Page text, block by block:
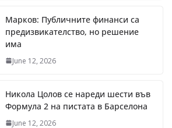
Марков: Публичните финанси са
предизвикателство, но решение
има
June 12, 2026
Никола Цолов се нареди шести във
Формула 2 на пистата в Барселона
June 12, 2026